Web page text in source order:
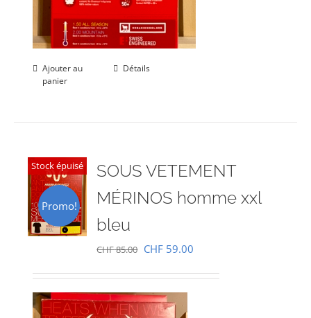
Ajouter au
panier
Détails
Stock épuisé
Promo!
SOUS VETEMENT
MÉRINOS homme xxl
bleu
CHF85.00 Le
initial
était :
CHF 59.00